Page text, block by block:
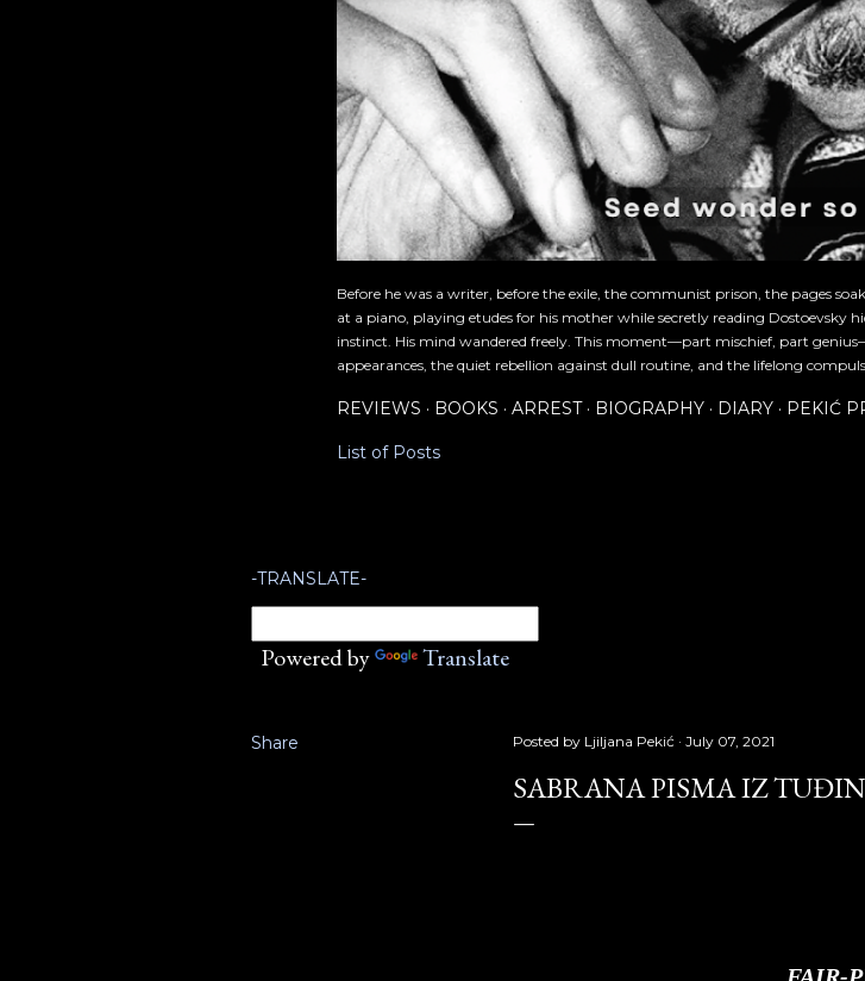
Before he was a writer, before the exile, the communist prison, the pages
at a piano, playing etudes for his mother while secretly reading Dostoevsky
instinct. His mind wandered freely. This moment—part mischief, part
appearances, the quiet rebellion against dull routine, and the lifelong
REVIEWS BOOKS ARREST BIOGRAPHY DIARY PEKIĆ
List of Posts
-TRANSLATE-
Powered by Translate
Share Posted by Ljiljana Pekić July 07, 2021
SABRANA PISMA IZ